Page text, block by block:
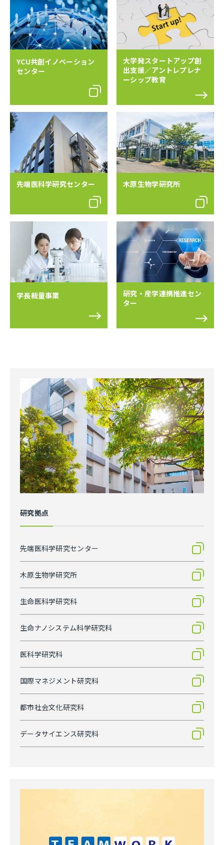
YCU共創イノベーション
センター
大学発スタートアップ創
出支援／アントレプレナ
ーシップ教育
先端医科学研究センター 木原生物学研究所
学長裁量事業
研究・産学連携推進セン
ター
研究拠点
先端医科学研究センター
木原生物学研究所
生命医科学研究科
生命ナノシステム科学研究科
医科学研究科
国際マネジメント研究科
都市社会文化研究科
データサイエンス研究科